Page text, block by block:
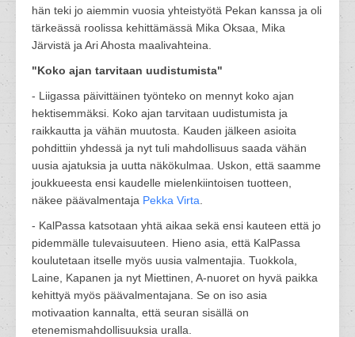
hän teki jo aiemmin vuosia yhteistyötä Pekan kanssa ja oli
tärkeässä roolissa kehittämässä Mika Oksaa, Mika
Järvistä ja Ari Ahosta maalivahteina.
"Koko ajan tarvitaan uudistumista"
- Liigassa päivittäinen työnteko on mennyt koko ajan
hektisemmäksi. Koko ajan tarvitaan uudistumista ja
raikkautta ja vähän muutosta. Kauden jälkeen asioita
pohdittiin yhdessä ja nyt tuli mahdollisuus saada vähän
uusia ajatuksia ja uutta näkökulmaa. Uskon, että saamme
joukkueesta ensi kaudelle mielenkiintoisen tuotteen,
näkee päävalmentaja Pekka Virta
- KalPassa katsotaan yhtä aikaa sekä ensi kauteen että jo
pidemmälle tulevaisuuteen. Hieno asia, että KalPassa
koulutetaan itselle myös uusia valmentajia. Tuokkola,
Laine, Kapanen ja nyt Miettinen, A-nuoret on hyvä paikka
kehittyä myös päävalmentajana. Se on iso asia
motivaation kannalta, että seuran sisällä on
etenemismahdollisuuksia uralla.